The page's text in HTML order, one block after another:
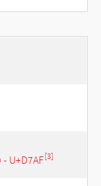
U+D7AF[3]